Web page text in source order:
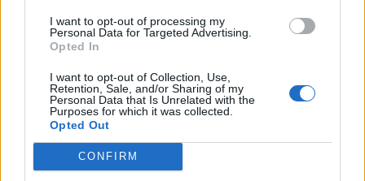
I want to opt-out of processing my
Personal Data for Targeted Advertising.
Opted In
I want to opt-out of Collection, Use,
Retention, Sale, and/or Sharing of my
Personal Data that Is Unrelated with the
Purposes for which it was collected.
Opted Out
CONFIRM
Suomi-Hollanti näkyy ilmaiseksi TV:stä –
Jalkapallon U21 EM-kisat 2025 – tässä
otteluohjelma ja Suomen joukkue